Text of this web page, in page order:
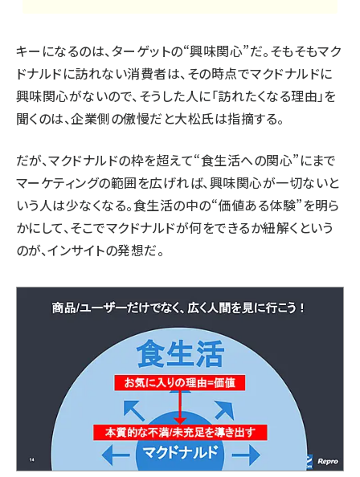
キーになるのは、ターゲットの“興味関心”だ。そもそもマク
ドナルドに訪れない消費者は、その時点でマクドナルドに
興味関心がないので、そうした人に「訪れたくなる理由」を
聞くのは、企業側の傲慢だと大松氏は指摘する。
だが、マクドナルドの枠を超えて“食生活への関心”にまで
マーケティングの範囲を広げれば、興味関心が一切ないと
いう人は少なくなる。食生活の中の“価値ある体験”を明ら
かにして、そこでマクドナルドが何をできるか紐解くという
のが、インサイトの発想だ。